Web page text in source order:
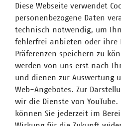
Ansprechpartner
Diese Webseite verwendet
personenbezogene Daten
technisch notwendig, um
fehlerfrei anbieten oder ihre
Präferenzen speichern zu
werden von uns erst nach
und dienen zur Auswertung
Web-Angebotes. Zur
wir die Dienste von
können Sie jederzeit im